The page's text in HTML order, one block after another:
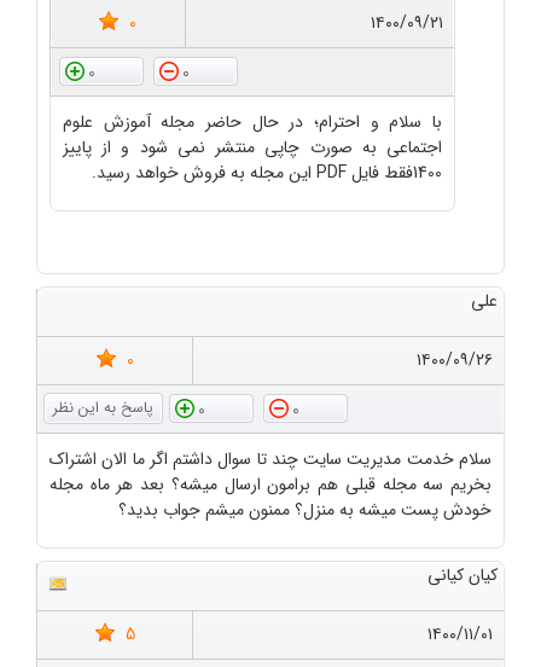
۱۴۰۰/۰۹/۲۱
0
0
0
با سلام و احترام؛ در حال حاضر مجله آموزش علوم
اجتماعی به صورت چاپی منتشر نمی شود و از پاییز
1400فقط فایل PDF این مجله به فروش خواهد رسید.
علی
۱۴۰۰/۰۹/۲۶
0
0
0
سلام خدمت مدیریت سایت چند تا سوال داشتم اگر ما الان اشتراک
بخریم سه مجله قبلی هم برامون ارسال میشه؟ بعد هر ماه مجله
خودش پست میشه به منزل؟ ممنون میشم جواب بدید؟
کیان کیانی
۱۴۰۰/۱۱/۰۱
5